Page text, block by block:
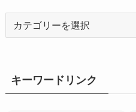
ーキーワードリンク